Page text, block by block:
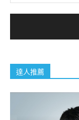
達人推薦